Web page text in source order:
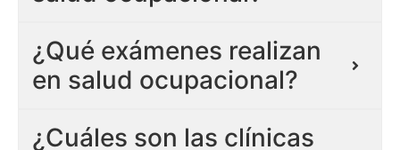
¿Qué exámenes realizan
en salud ocupacional?
¿Cuáles son las clínicas